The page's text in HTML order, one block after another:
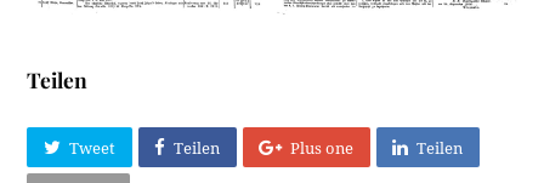
Teilen
Tweet Teilen Plus one Teilen